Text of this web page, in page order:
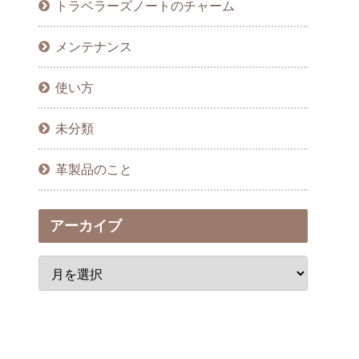
トラベラーズノートのチャーム
メンテナンス
使い方
未分類
革製品のこと
アーカイブ